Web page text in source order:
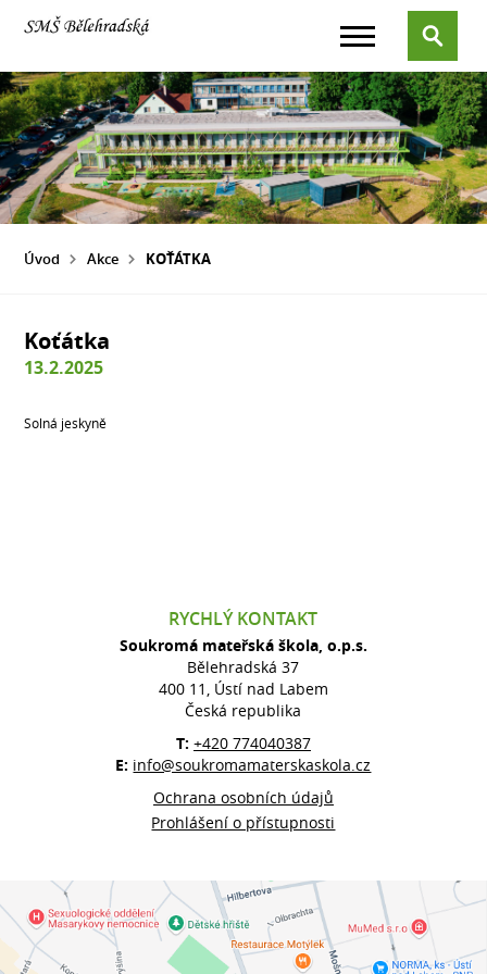
Úvod Akce KOŤÁTKA
Koťátka
13.2.2025
Solná jeskyně
RYCHLÝ KONTAKT
Soukromá mateřská škola, o.p.s.
Bělehradská 37
400 11, Ústí nad Labem
Česká republika
T: +420 774040387
E: info@soukromamaterskaskola.cz
Ochrana osobních údajů
Prohlášení o přístupnosti